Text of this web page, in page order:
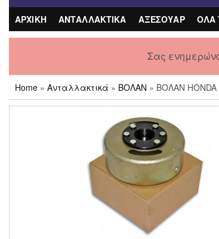
ΑΡΧΙΚΗ ΑΝΤΑΛΛΑΚΤΙΚΑ ΑΞΕΣΟΥΑΡ ΟΛΑ
Σας
Home » Ανταλλακτικά » ΒΟΛΑΝ » ΒΟΛΑΝ HONDA